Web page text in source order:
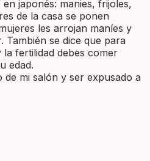
japonés: manies, frijoles,
de la casa se ponen
les arrojan maníes y
También se dice que para
fertilidad debes comer
edad.
de mi salón y ser expusado a